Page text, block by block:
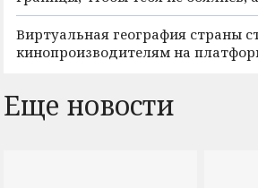
Виртуальная география страны
кинопроизводителям на
Еще новости